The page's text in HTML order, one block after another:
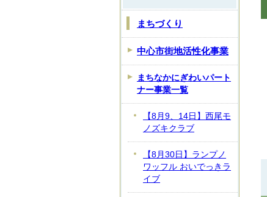
まちづくり
中心市街地活性化事業
まちなかにぎわいパート
ナー事業一覧
【8月9、14日】西尾モ
ノズキクラブ
【8月30日】ランプノ
ワッフル おいでっきラ
イブ